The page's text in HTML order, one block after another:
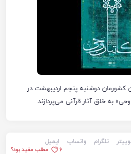
کشورمان دوشنبه پنجم اردیبهشت در
به خلق آثار قرآنی می‌پردازند.
تلگرام واتساپ
ایمیل
6
مطلب مفید بود؟